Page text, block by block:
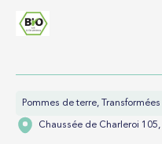
Pommes de terre, Transformées
Chaussée de Charleroi